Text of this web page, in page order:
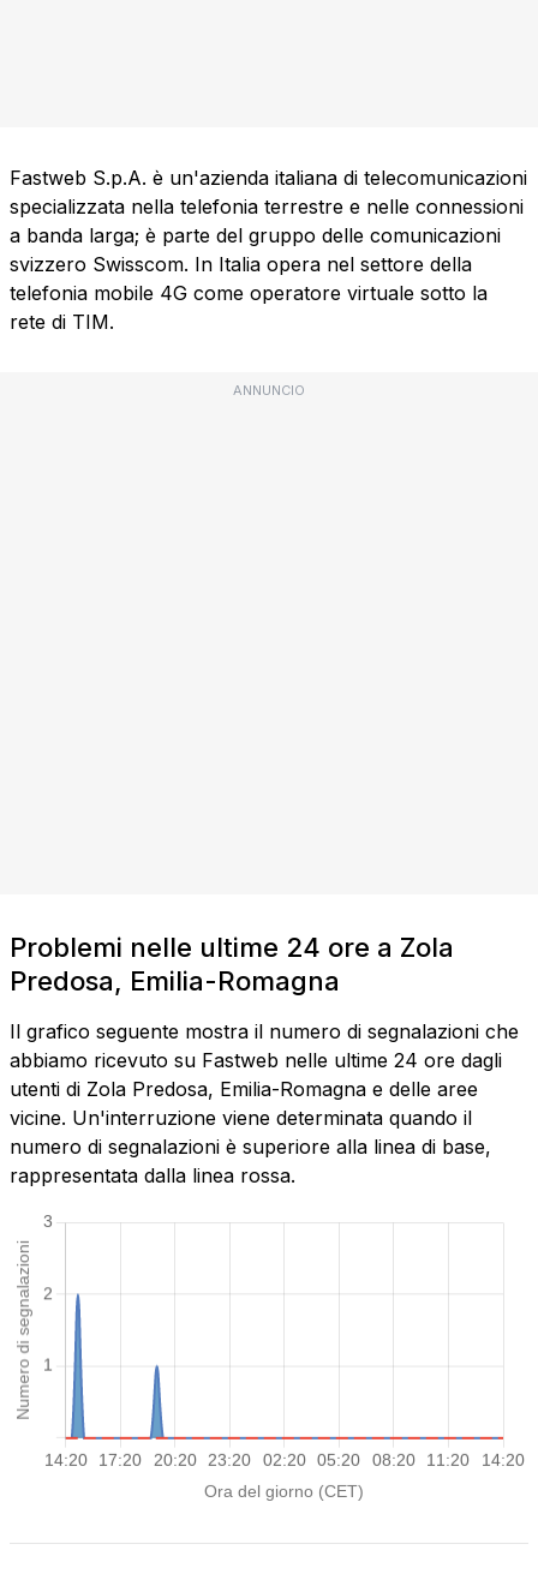
Fastweb S.p.A. è un'azienda italiana di telecomunicazioni
specializzata nella telefonia terrestre e nelle connessioni
a banda larga; è parte del gruppo delle comunicazioni
svizzero Swisscom. In Italia opera nel settore della
telefonia mobile 4G come operatore virtuale sotto la
rete di TIM.
ANNUNCIO
Problemi nelle ultime 24 ore a Zola
Predosa, Emilia-Romagna
Il grafico seguente mostra il numero di segnalazioni che
abbiamo ricevuto su Fastweb nelle ultime 24 ore dagli
utenti di Zola Predosa, Emilia-Romagna e delle aree
vicine. Un'interruzione viene determinata quando il
numero di segnalazioni è superiore alla linea di base,
rappresentata dalla linea rossa.